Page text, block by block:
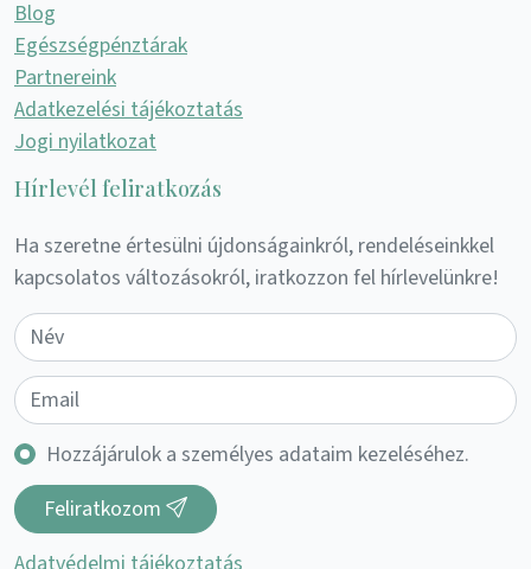
Blog
Egészségpénztárak
Partnereink
Adatkezelési tájékoztatás
Jogi nyilatkozat
Hírlevél feliratkozás
Ha szeretne értesülni újdonságainkról, rendeléseinkkel
kapcsolatos változásokról, iratkozzon fel hírlevelünkre!
Hozzájárulok a személyes adataim kezeléséhez.
Feliratkozom